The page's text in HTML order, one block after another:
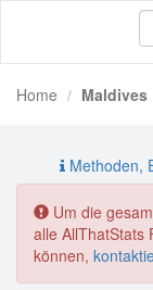
Home Maldives
Methoden,
Um die
alle AllThatStats
können,